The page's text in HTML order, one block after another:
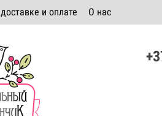
и оплате О нас